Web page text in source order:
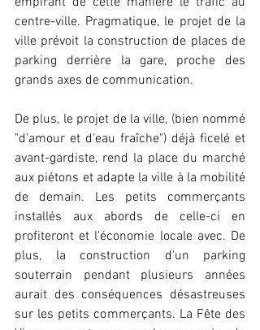
centre-ville. Pragmatique, le projet de la
ville prévoit la construction de places de
parking derrière la gare, proche des
grands axes de communication.
De plus, le projet de la ville, (bien nommé
"d'amour et d'eau fraîche") déjà ficelé et
avant-gardiste, rend la place du marché
aux piétons et adapte la ville à la mobilité
de demain. Les petits commerçants
installés aux abords de celle-ci en
profiteront et l'économie locale avec. De
plus, la construction d'un parking
souterrain pendant plusieurs années
aurait des conséquences désastreuses
sur les petits commerçants. La Fête des